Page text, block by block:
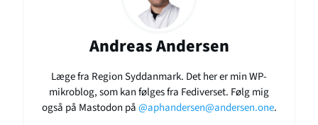
Andreas Andersen
Læge fra Region Syddanmark. Det her er min WP-
mikroblog, som kan følges fra Fediverset. Følg mig
også på Mastodon på@aphandersen@andersen.one.